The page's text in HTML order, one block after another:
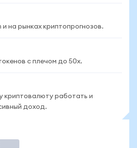
и на рынках криптопрогнозов.
с плечом до 50x.
криптовалюту работать и
доход.